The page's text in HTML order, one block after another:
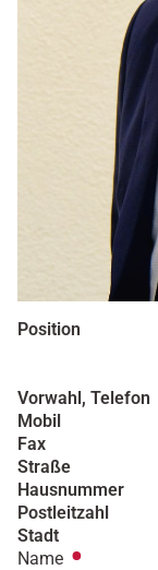
Position
Vorwahl, Telefon
Mobil
Fax
Straße
Hausnummer
Postleitzahl
Stadt
Name